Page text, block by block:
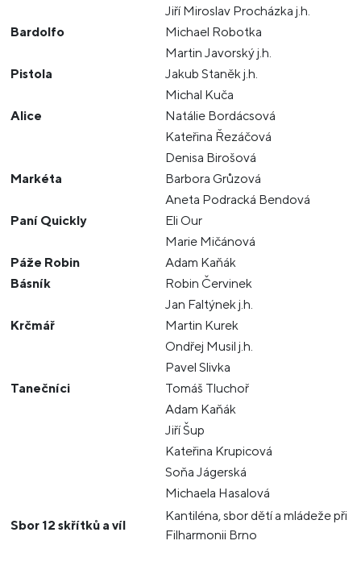
Jiří Miroslav Procházka j.h.
Bardolfo
Michael Robotka
Martin Javorský j.h.
Pistola
Jakub Staněk j.h.
Michal Kuča
Alice
Natálie Bordácsová
Kateřina Řezáčová
Denisa Birošová
Markéta
Barbora Grůzová
Aneta Podracká Bendová
Paní Quickly
Eli Our
Marie Mičánová
Páže Robin
Adam Kaňák
Básník
Robin Červinek
Jan Faltýnek j.h.
Krčmář
Martin Kurek
Ondřej Musil j.h.
Pavel Slivka
Tanečníci
Tomáš Tluchoř
Adam Kaňák
Jiří Šup
Kateřina Krupicová
Soňa Jágerská
Michaela Hasalová
Sbor 12 skřítků a víl
Kantiléna, sbor dětí a mládeže při
Filharmonii Brno